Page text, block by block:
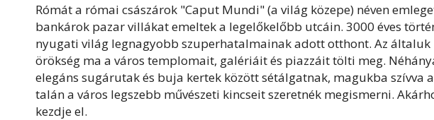
Rómát a római császárok "Caput Mundi" (a világ közepe) néven
bankárok pazar villákat emeltek a legelőkelőbb utcáin. 3000 éves
nyugati világ legnagyobb szuperhatalmainak adott otthont. Az
örökség ma a város templomait, galériáit és piazzáit tölti meg.
elegáns sugárutak és buja kertek között sétálgatnak, magukba szívva
talán a város legszebb művészeti kincseit szeretnék megismerni.
kezdje el.